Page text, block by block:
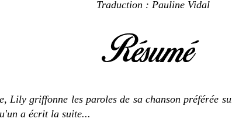
Traduction : Pauline Vidal
Lily griffonne les paroles de sa chanson préférée
a écrit la suite...